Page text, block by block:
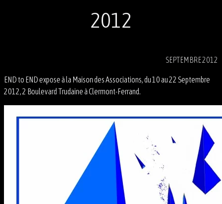
2012
SEPTEMBRE 2012
END to END expose à la Maison des Associations, du 10 au 22 Septembre
2012, 2 Boulevard Trudaine à Clermont-Ferrand.